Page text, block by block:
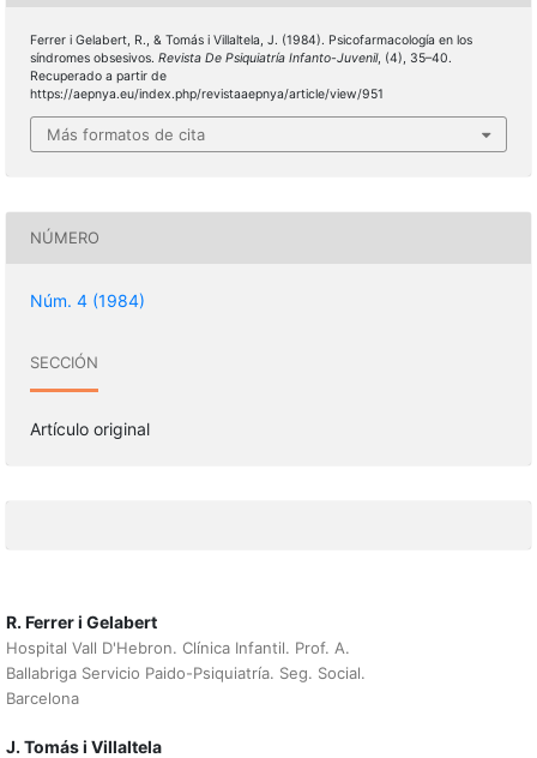
Ferrer i Gelabert, R., & Tomás i Villaltela, J. (1984). Psicofarmacología en los
síndromes obsesivos. Revista De Psiquiatría Infanto-Juvenil, (4), 35–40.
Recuperado a partir de
https://aepnya.eu/index.php/revistaaepnya/article/view/951
Más formatos de cita
NÚMERO
Núm. 4 (1984)
SECCIÓN
Artículo original
R. Ferrer i Gelabert
Hospital Vall D'Hebron. Clínica Infantil. Prof. A.
Ballabriga Servicio Paido-Psiquiatría. Seg. Social.
Barcelona
J. Tomás i Villaltela